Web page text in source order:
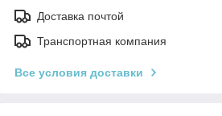
Доставка почтой
Транспортная компания
Все условия доставки